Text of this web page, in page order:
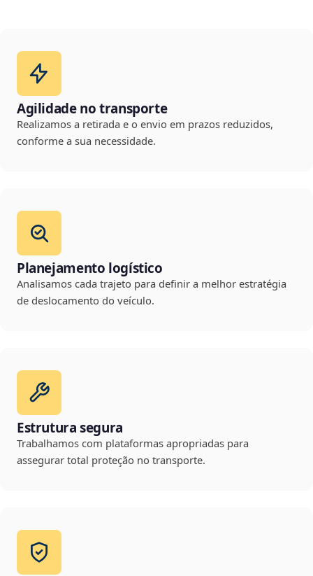
Agilidade no transporte
Realizamos a retirada e o envio em prazos reduzidos,
conforme a sua necessidade.
Planejamento logístico
Analisamos cada trajeto para definir a melhor estratégia
de deslocamento do veículo.
Estrutura segura
Trabalhamos com plataformas apropriadas para
assegurar total proteção no transporte.